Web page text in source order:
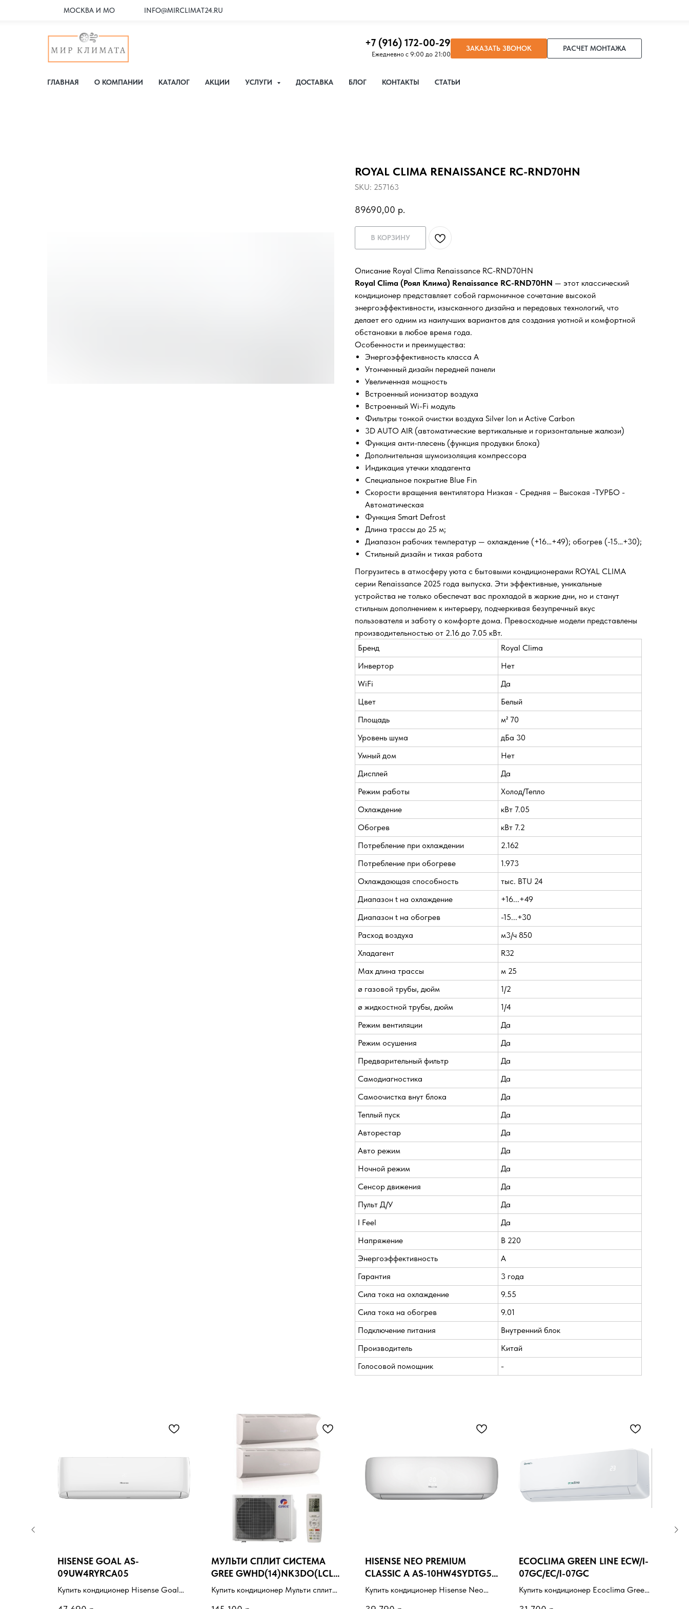
МОСКВА И МО INFO@MIRCLIMAT24.RU
+7 (916) 172-00-29
Ежедневно с 9:00 до 21:00
ЗАКАЗАТЬ ЗВОНОК РАСЧЕТ МОНТАЖА
ГЛАВНАЯ О КОМПАНИИ КАТАЛОГ АКЦИИ УСЛУГИ ДОСТАВКА БЛОГ КОНТАКТЫ СТАТЬИ
ROYAL CLIMA RENAISSANCE RC-RND70HN
SKU: 257163
89690,00 р.
В КОРЗИНУ
Описание Royal Clima Renaissance RC-RND70HN
Royal Clima (Роял Клима) Renaissance RC-RND70HN — этот классический
кондиционер представляет собой гармоничное сочетание высокой
энергоэффективности, изысканного дизайна и передовых технологий, что
делает его одним из наилучших вариантов для создания уютной и комфортной
обстановки в любое время года.
Особенности и преимущества:
Энергоэффективность класса А
Утонченный дизайн передней панели
Увеличенная мощность
Встроенный ионизатор воздуха
Встроенный Wi-Fi модуль
Фильтры тонкой очистки воздуха Silver Ion и Active Carbon
3D AUTO AIR (автоматические вертикальные и горизонтальные жалюзи)
Функция анти-плесень (функция продувки блока)
Дополнительная шумоизоляция компрессора
Индикация утечки хладагента
Специальное покрытие Blue Fin
Скорости вращения вентилятора Низкая - Средняя – Высокая -ТУРБО -
Автоматическая
Функция Smart Defrost
Длина трассы до 25 м;
Диапазон рабочих температур — охлаждение (+16…+49); обогрев (-15…+30);
Стильный дизайн и тихая работа
Погрузитесь в атмосферу уюта с бытовыми кондиционерами ROYAL CLIMA
серии Renaissance 2025 года выпуска. Эти эффективные, уникальные
устройства не только обеспечат вас прохладой в жаркие дни, но и станут
стильным дополнением к интерьеру, подчеркивая безупречный вкус
пользователя и заботу о комфорте дома. Превосходные модели представлены
производительностью от 2.16 до 7.05 кВт.
Бренд
Royal Clima
Инвертор
Нет
WiFi
Да
Цвет
Белый
Площадь
м² 70
Уровень шума
дБа 30
Умный дом
Нет
Дисплей
Да
Режим работы
Холод/Тепло
Охлаждение
кВт 7.05
Обогрев
кВт 7.2
Потребление при охлаждении
2.162
Потребление при обогреве
1.973
Охлаждающая способность
тыс. BTU 24
Диапазон t на охлаждение
+16...+49
Диапазон t на обогрев
-15...+30
Расход воздуха
м3/ч 850
Хладагент
R32
Max длина трассы
м 25
ø газовой трубы, дюйм
1/2
ø жидкостной трубы, дюйм
1/4
Режим вентиляции
Да
Режим осушения
Да
Предварительный фильтр
Да
Самодиагностика
Да
Самоочистка внут блока
Да
Теплый пуск
Да
Авторестар
Да
Авто режим
Да
Ночной режим
Да
Сенсор движения
Да
Пульт Д/У
Да
I Feel
Да
Напряжение
В 220
Энергоэффективность
A
Гарантия
3 года
Сила тока на охлаждение
9.55
Сила тока на обогрев
9.01
Подключение питания
Внутренний блок
Производитель
Китай
Голосовой помощник
-
HISENSE GOAL AS-
09UW4RYRCA05
Купить кондиционер Hisense Goal
МУЛЬТИ СПЛИТ СИСТЕМА
GREE GWHD(14)NK3DO(LCLH)
/ GWH(07)QB-K3DNC2G/I
Купить кондиционер Мульти сплит
HISENSE NEO PREMIUM
CLASSIC A AS-10HW4SYDTG5
WI-FI
Купить кондиционер Hisense Neo
ECOCLIMA GREEN LINE ECW/I-
07GC/EC/I-07GC
Купить кондиционер Ecoclima Green